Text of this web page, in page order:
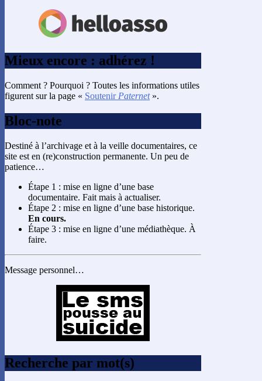
Mieux encore : adhérez !
Comment ? Pourquoi ? Toutes les informations utiles
figurent sur la page « Soutenir Paternet».
Bloc-note
Destiné à l’archivage et à la veille documentaires, ce
site est en (re)construction permanente. Un peu de
patience…
Étape 1 : mise en ligne d’une base
documentaire. Fait mais à actualiser.
Étape 2 : mise en ligne d’une base historique.
En cours.
Étape 3 : mise en ligne d’une médiathèque. À
faire.
Message personnel…
Recherche par mot(s)